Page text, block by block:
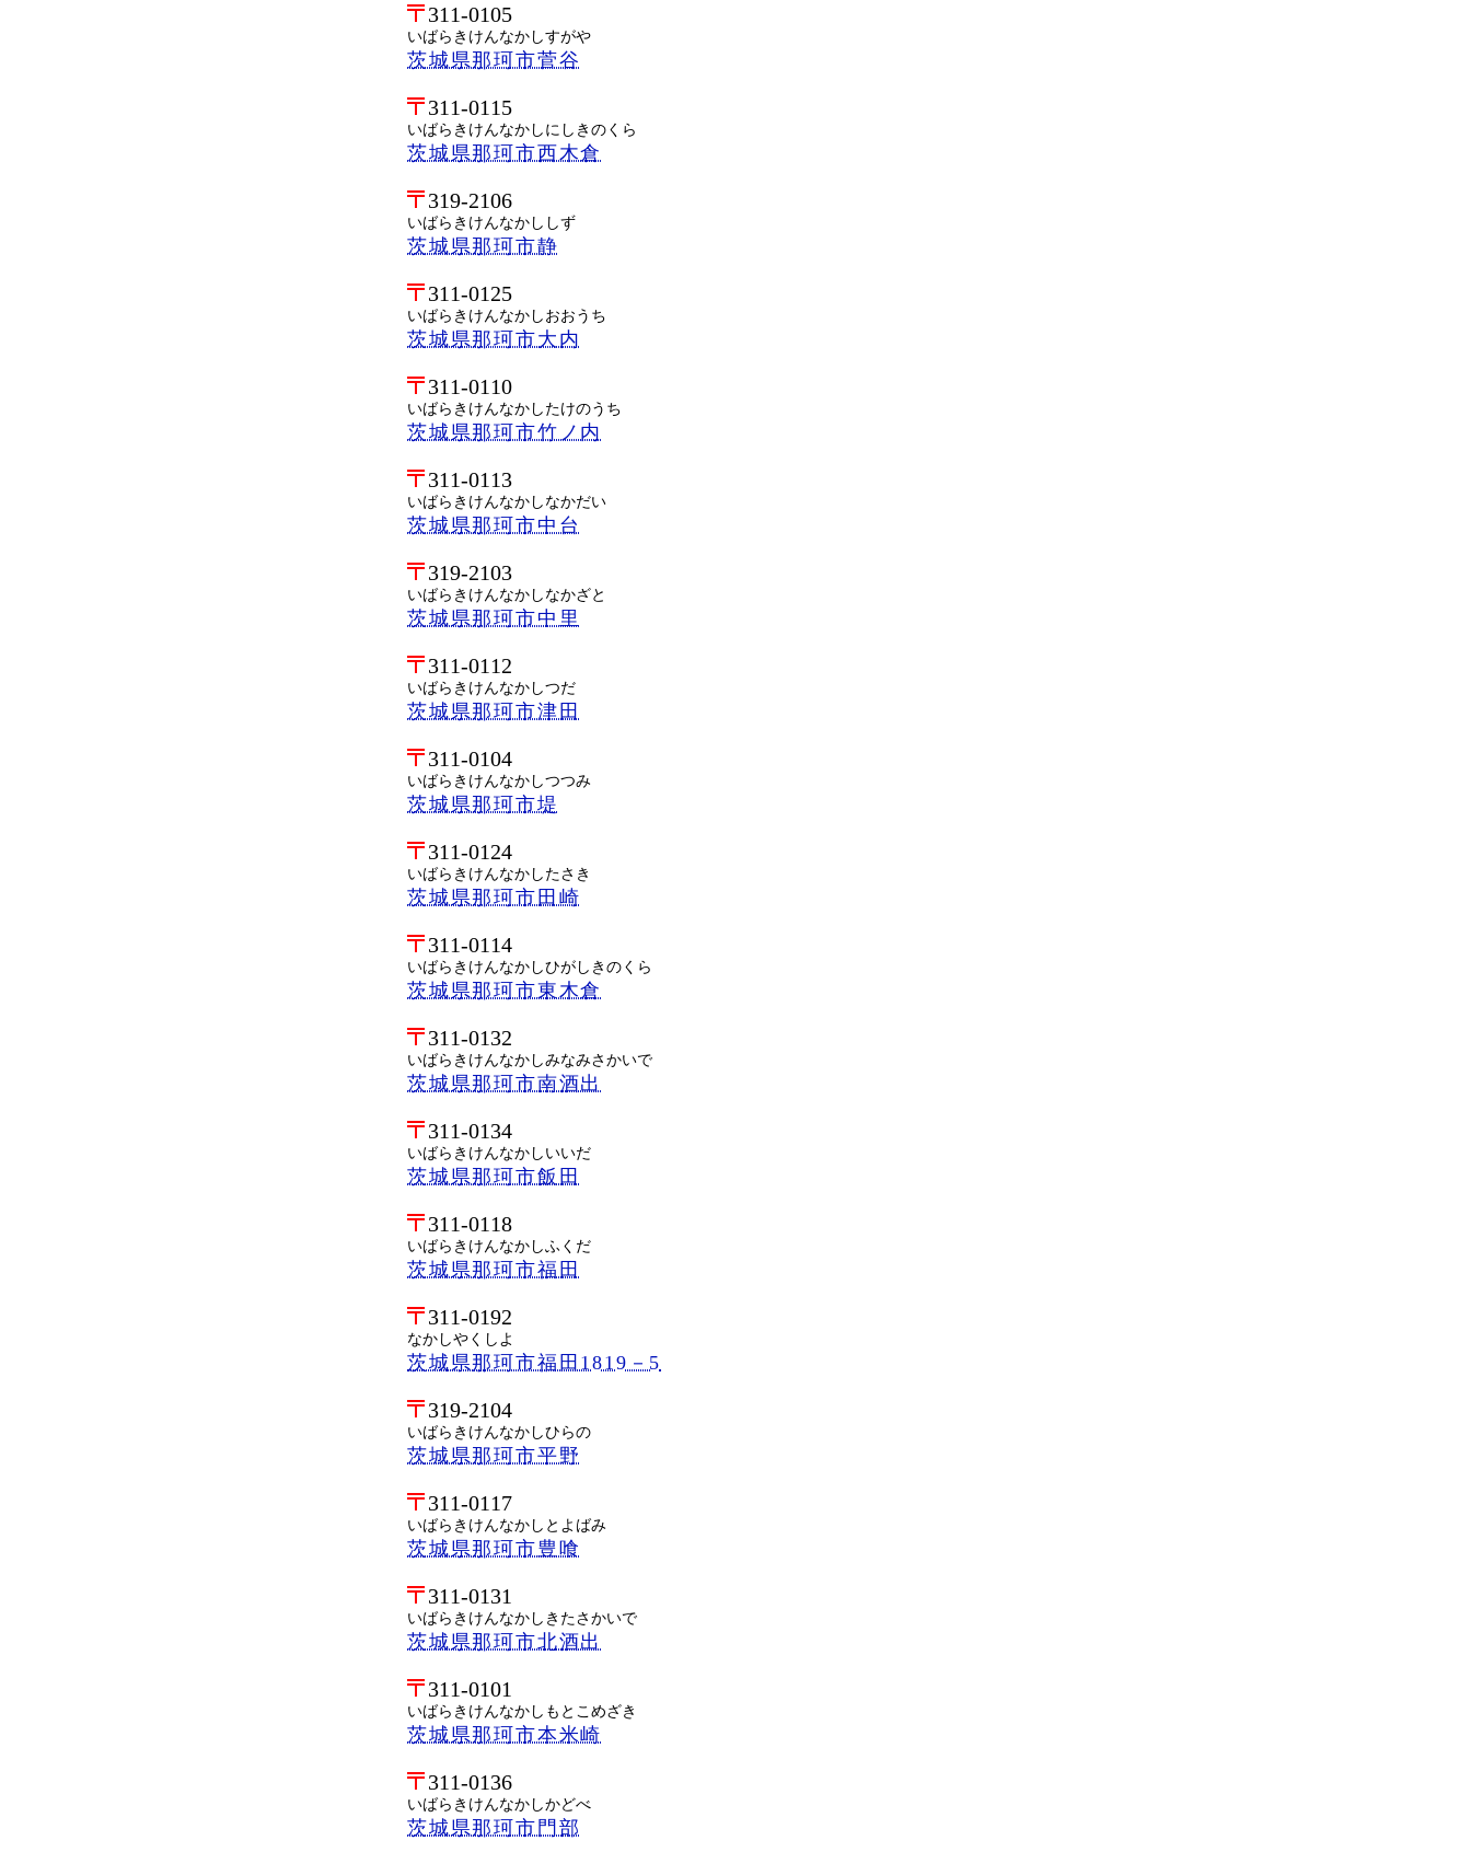
311-0105
いばらきけんなかしすがや
茨城県那珂市菅谷
311-0115
いばらきけんなかしにしきのくら
茨城県那珂市西木倉
319-2106
いばらきけんなかししず
茨城県那珂市静
311-0125
いばらきけんなかしおおうち
茨城県那珂市大内
311-0110
いばらきけんなかしたけのうち
茨城県那珂市竹ノ内
311-0113
いばらきけんなかしなかだい
茨城県那珂市中台
319-2103
いばらきけんなかしなかざと
茨城県那珂市中里
311-0112
いばらきけんなかしつだ
茨城県那珂市津田
311-0104
いばらきけんなかしつつみ
茨城県那珂市堤
311-0124
いばらきけんなかしたさき
茨城県那珂市田崎
311-0114
いばらきけんなかしひがしきのくら
茨城県那珂市東木倉
311-0132
いばらきけんなかしみなみさかいで
茨城県那珂市南酒出
311-0134
いばらきけんなかしいいだ
茨城県那珂市飯田
311-0118
いばらきけんなかしふくだ
茨城県那珂市福田
311-0192
なかしやくしよ
茨城県那珂市福田1819－5
319-2104
いばらきけんなかしひらの
茨城県那珂市平野
311-0117
いばらきけんなかしとよばみ
茨城県那珂市豊喰
311-0131
いばらきけんなかしきたさかいで
茨城県那珂市北酒出
311-0101
いばらきけんなかしもとこめざき
茨城県那珂市本米崎
311-0136
いばらきけんなかしかどべ
茨城県那珂市門部